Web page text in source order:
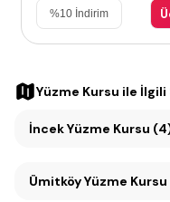
%10 İndirim
Yüzme Kursu ile
İncek Yüzme Kursu
Ümitköy Yüzme